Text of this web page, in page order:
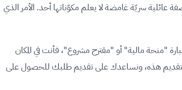
عائلية سريّة غامضة لا يعلم مكوّناتها أحد. الأمر الذي
"منحة مالية" أو "مقترح مشروع"، فأنت في المكان
هذه، ونساعدك على تقديم طلبك للحصول على